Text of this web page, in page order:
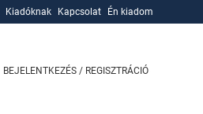
Kiadóknak
Kapcsolat Én kiadom
BEJELENTKEZÉS / REGISZTRÁCIÓ